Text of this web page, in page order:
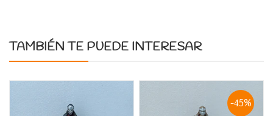
TAMBIÉN TE PUEDE INTERESAR
-45%